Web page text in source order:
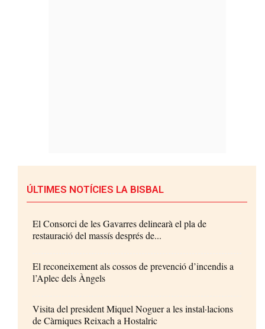
ÚLTIMES NOTÍCIES LA BISBAL
El Consorci de les Gavarres delinearà el pla de
restauració del massís després de...
El reconeixement als cossos de prevenció d’incendis a
l’Aplec dels Àngels
Visita del president Miquel Noguer a les instal·lacions
de Càrniques Reixach a Hostalric